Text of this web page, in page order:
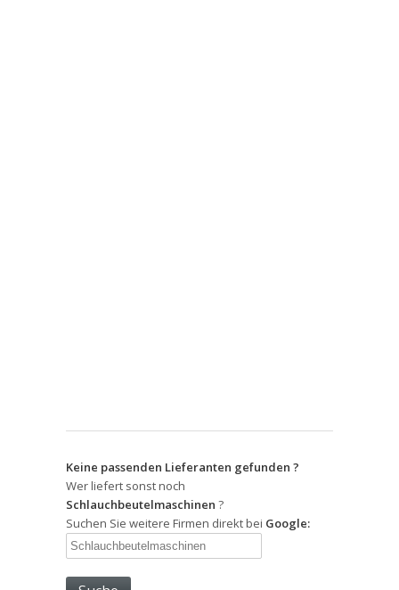
Keine passenden Lieferanten gefunden ?
Wer liefert sonst noch
Schlauchbeutelmaschinen ?
Suchen Sie weitere Firmen direkt bei Google: